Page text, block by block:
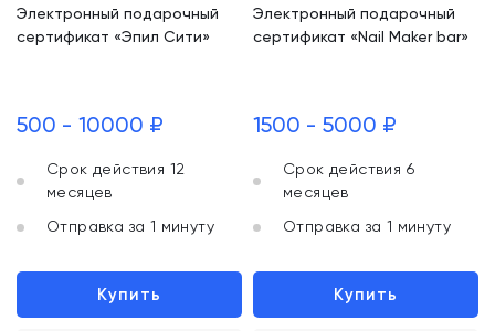
Электронный подарочный
сертификат «Эпил Сити»
500 - 10000 ₽
Срок действия 12
месяцев
Отправка за 1 минуту
Купить
Электронный подарочный
сертификат «Nail Maker bar»
1500 - 5000 ₽
Срок действия 6
месяцев
Отправка за 1 минуту
Купить